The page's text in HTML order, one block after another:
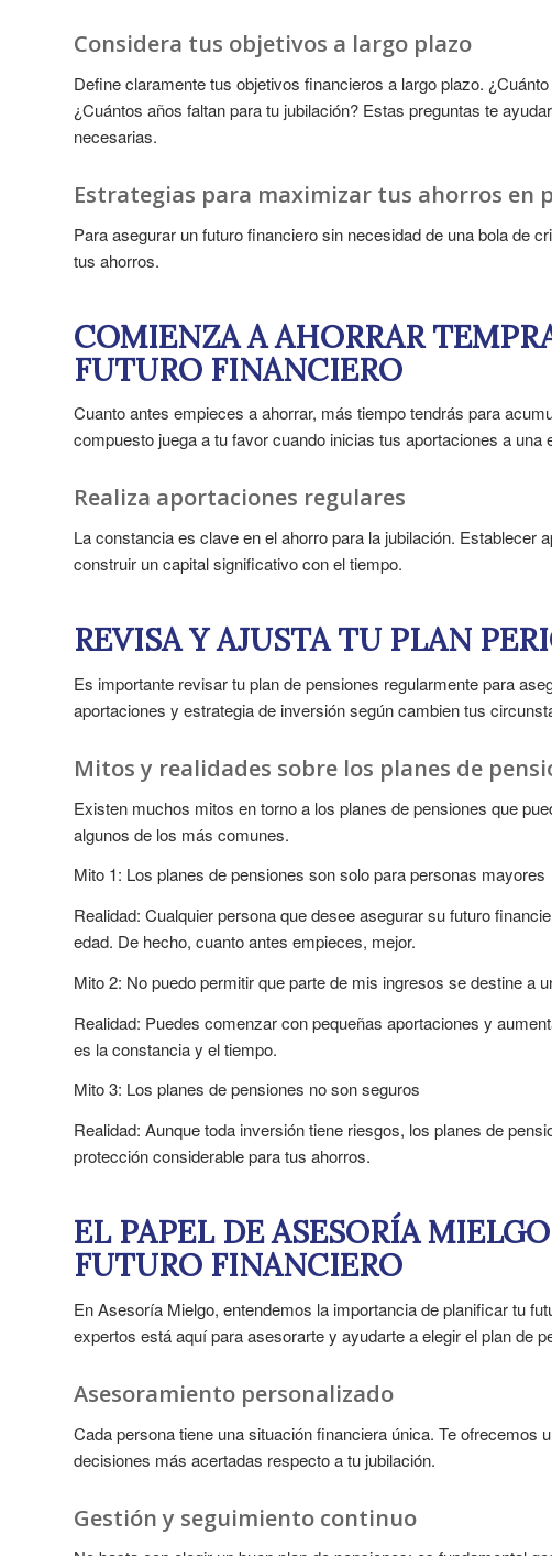
Considera tus objetivos a largo plazo
Define claramente tus objetivos financieros a largo plazo.
¿Cuántos años faltan para tu jubilación? Estas preguntas te
necesarias.
Estrategias para maximizar tus ahorros en
Para asegurar un futuro financiero sin necesidad de una bola de
tus ahorros.
COMIENZA A AHORRAR
FUTURO FINANCIERO
Cuanto antes empieces a ahorrar, más tiempo tendrás para
compuesto juega a tu favor cuando inicias tus aportaciones a una
Realiza aportaciones regulares
La constancia es clave en el ahorro para la jubilación. Establecer
construir un capital significativo con el tiempo.
REVISA Y AJUSTA TU PLAN
Es importante revisar tu plan de pensiones regularmente para
aportaciones y estrategia de inversión según cambien tus
Mitos y realidades sobre los planes de
Existen muchos mitos en torno a los planes de pensiones que
algunos de los más comunes.
Mito 1: Los planes de pensiones son solo para personas mayores
Realidad: Cualquier persona que desee asegurar su futuro
edad. De hecho, cuanto antes empieces, mejor.
Mito 2: No puedo permitir que parte de mis ingresos se destine a
Realidad: Puedes comenzar con pequeñas aportaciones y
es la constancia y el tiempo.
Mito 3: Los planes de pensiones no son seguros
Realidad: Aunque toda inversión tiene riesgos, los planes de
protección considerable para tus ahorros.
EL PAPEL DE ASESORÍA
FUTURO FINANCIERO
En Asesoría Mielgo, entendemos la importancia de planificar tu
expertos está aquí para asesorarte y ayudarte a elegir el plan de
Asesoramiento personalizado
Cada persona tiene una situación financiera única. Te ofrecemos
decisiones más acertadas respecto a tu jubilación.
Gestión y seguimiento continuo